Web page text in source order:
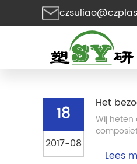
18
2017-08
Het
Wij heten
Lees